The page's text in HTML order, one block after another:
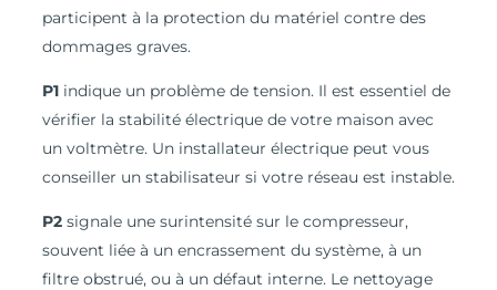
participent à la protection du matériel contre des
dommages graves.
P1indique un problème de tension. Il est essentiel de
vérifier la stabilité électrique de votre maison avec
un voltmètre. Un installateur électrique peut vous
conseiller un stabilisateur si votre réseau est instable.
P2signale une surintensité sur le compresseur,
souvent liée à un encrassement du système, à un
filtre obstrué, ou à un défaut interne. Le nettoyage